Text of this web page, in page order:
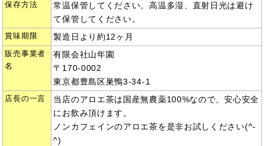
保存方法
常温保管してください。高温多湿、直射日光は避け
て保管してください。
賞味期限 製造日より約12ヶ月
販売事業者
名
有限会社山年園
〒170-0002
東京都豊島区巣鴨3-34-1
店長の一言
当店のアロエ茶は国産無農薬100%なので、安心安全
にお飲み頂けます。
ノンカフェインのアロエ茶を是非お試しください(^-
^)